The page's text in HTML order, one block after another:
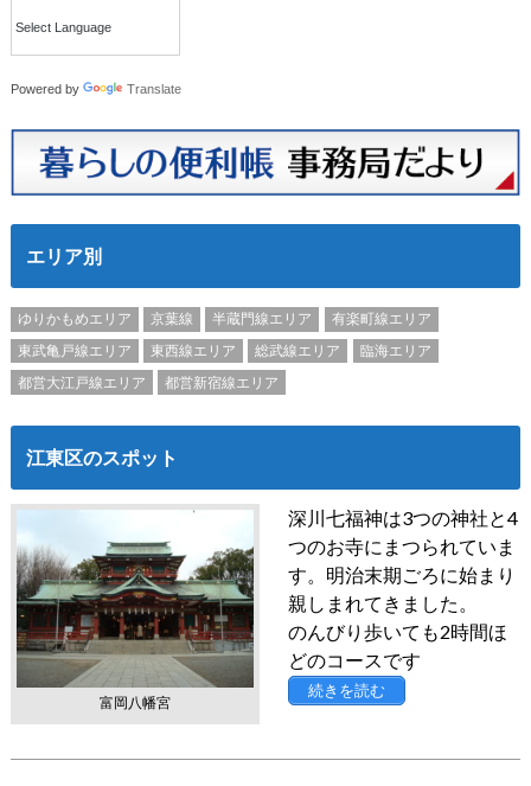
Powered by Translate
エリア別
ゆりかもめエリア 京葉線 半蔵門線エリア
有楽町線エリア
東武亀戸線エリア
東西線エリア 総武線エリア
臨海エリア
都営大江戸線エリア
都営新宿線エリア
江東区のスポット
富岡八幡宮
深川七福神は3つの神社と4
つのお寺にまつられていま
す。明治末期ごろに始まり
親しまれてきました。
のんびり歩いても2時間ほ
どのコースです
続きを読む